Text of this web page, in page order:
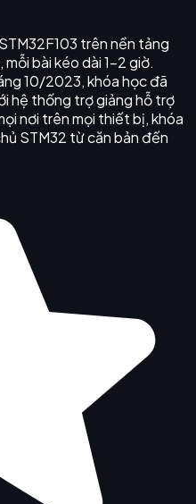
trên nền tảng
bài kéo dài 1–2 giờ.
10/2023, khóa học đã
hệ thống trợ giảng hỗ trợ
nơi trên mọi thiết bị, khóa
STM32 từ căn bản đến